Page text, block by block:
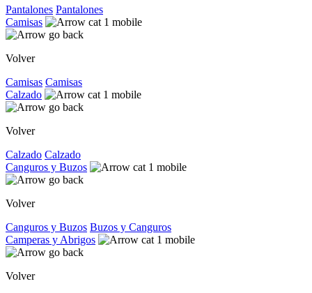
Pantalones Pantalones
Camisas
Volver
Camisas Camisas
Calzado
Volver
Calzado Calzado
Canguros y Buzos
Volver
Canguros y Buzos Buzos y Canguros
Camperas y Abrigos
Volver